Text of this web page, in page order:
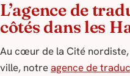
L’agence de
côtés dans les
Au cœur de la Cité
ville, notreagence de